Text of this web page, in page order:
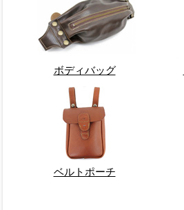
ボディバッグ
ベルトポーチ